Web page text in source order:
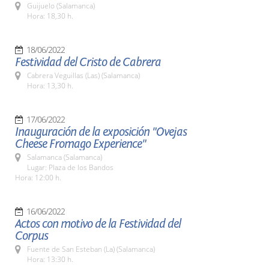
Guijuelo (Salamanca)
Hora: 18,30 h.
18/06/2022
Festividad del Cristo de Cabrera
Cabrera Veguillas (Las) (Salamanca)
Hora: 13,30 h.
17/06/2022
Inauguración de la exposición "Ovejas
Cheese Fromago Experience"
Salamanca (Salamanca)
Lugar: Plaza de los Bandos
Hora: 12:00 h.
16/06/2022
Actos con motivo de la Festividad del
Corpus
Fuente de San Esteban (La) (Salamanca)
Hora: 13:30 h.